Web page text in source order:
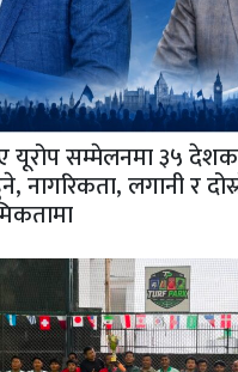
सम्मेलनमा ३५ देशका
नागरिकता, लगानी र